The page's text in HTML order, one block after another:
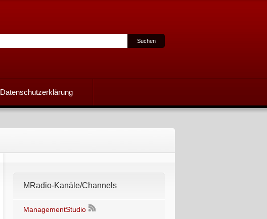
Datenschutzerklärung
MRadio-Kanäle/Channels
ManagementStudio